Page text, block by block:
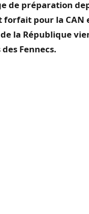
de préparation
forfait pour la
la République
Fennecs.